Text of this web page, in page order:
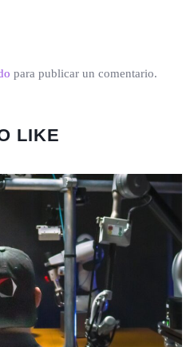
para publicar un comentario.
LIKE